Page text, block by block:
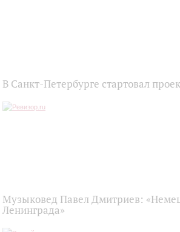
В Санкт-Петербурге стартовал
Музыковед Павел Дмитриев:
Ленинграда»